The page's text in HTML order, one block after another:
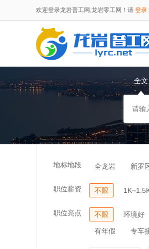
欢迎登录龙岩普工网,龙岩零工网！请 登录
全文
地标地段 全龙岩 新罗
职位薪资 不限
职位亮点 不限 环境好
有年假 专车